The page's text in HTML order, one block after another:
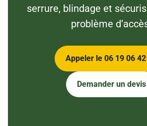
serrure, blindage et
problème
Appeler le 06 19 06
Demander un devis